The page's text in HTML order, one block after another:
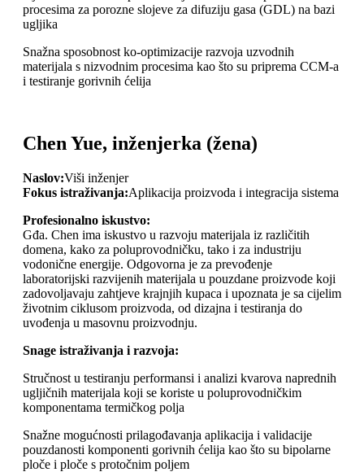
procesima za porozne slojeve za difuziju gasa (GDL) na bazi
ugljika
Snažna sposobnost ko-optimizacije razvoja uzvodnih
materijala s nizvodnim procesima kao što su priprema CCM-a
i testiranje gorivnih ćelija
Chen Yue, inženjerka (žena)
Naslov:Viši inženjer
Fokus istraživanja:Aplikacija proizvoda i integracija sistema
Profesionalno iskustvo:
Gđa. Chen ima iskustvo u razvoju materijala iz različitih
domena, kako za poluprovodničku, tako i za industriju
vodonične energije. Odgovorna je za prevođenje
laboratorijski razvijenih materijala u pouzdane proizvode koji
zadovoljavaju zahtjeve krajnjih kupaca i upoznata je sa cijelim
životnim ciklusom proizvoda, od dizajna i testiranja do
uvođenja u masovnu proizvodnju.
Snage istraživanja i razvoja:
Stručnost u testiranju performansi i analizi kvarova naprednih
ugljičnih materijala koji se koriste u poluprovodničkim
komponentama termičkog polja
Snažne mogućnosti prilagođavanja aplikacija i validacije
pouzdanosti komponenti gorivnih ćelija kao što su bipolarne
ploče i ploče s protočnim poljem